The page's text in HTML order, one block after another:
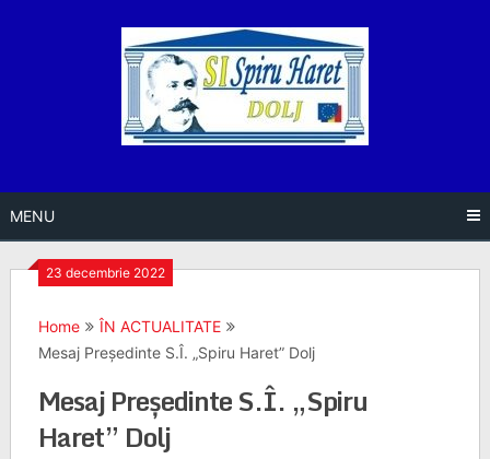
MENU
23 decembrie 2022
Home
ÎN ACTUALITATE
Mesaj Președinte S.Î. „Spiru Haret” Dolj
Mesaj Președinte S.Î. „Spiru
Haret” Dolj